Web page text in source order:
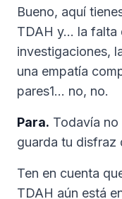
Bueno, aquí
TDAH y... la falta
investigaciones,
una empatía
pares1... no, no.
Para. Todavía no
guarda tu disfraz
Ten en cuenta
TDAH aún está